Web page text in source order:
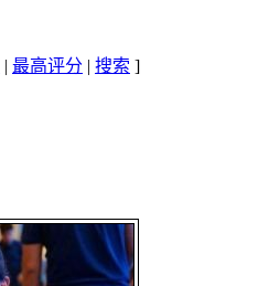
| 最高评分 | 搜索 ]